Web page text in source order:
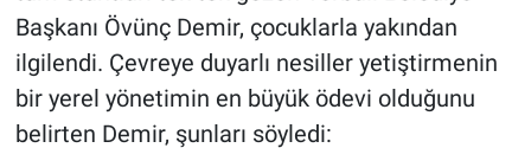
Başkanı Övünç Demir, çocuklarla yakından
ilgilendi. Çevreye duyarlı nesiller yetiştirmenin
bir yerel yönetimin en büyük ödevi olduğunu
belirten Demir, şunları söyledi: